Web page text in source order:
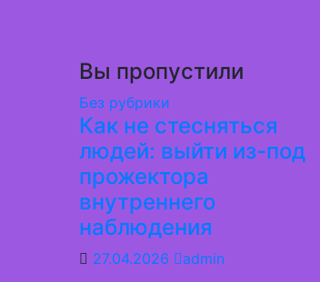
Вы пропустили
Без рубрики
Как не стесняться
людей: выйти из-под
прожектора
внутреннего
наблюдения
27.04.2026 admin